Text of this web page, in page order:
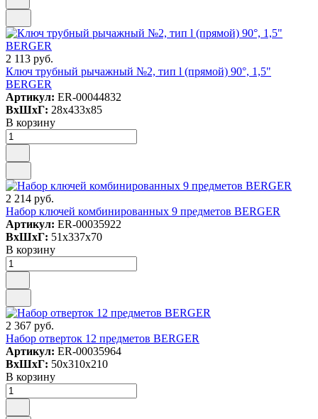
2 113 руб.
Ключ трубный рычажный №2, тип l (прямой) 90°, 1,5"
BERGER
Артикул: ER-00044832
ВxШxГ: 28x433x85
В корзину
2 214 руб.
Набор ключей комбинированных 9 предметов BERGER
Артикул: ER-00035922
ВxШxГ: 51x337x70
В корзину
2 367 руб.
Набор отверток 12 предметов BERGER
Артикул: ER-00035964
ВxШxГ: 50x310x210
В корзину